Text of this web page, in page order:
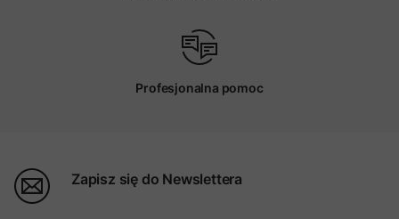
Profesjonalna pomoc
Zapisz się do Newslettera